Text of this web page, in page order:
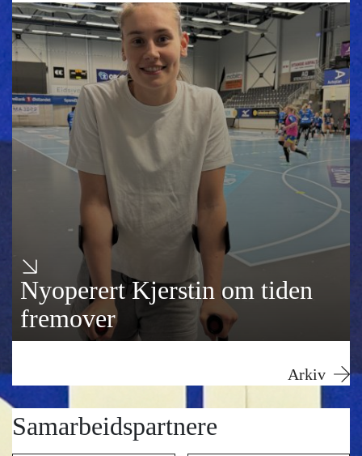
Nyoperert Kjerstin om tiden
fremover
Arkiv
Samarbeidspartnere